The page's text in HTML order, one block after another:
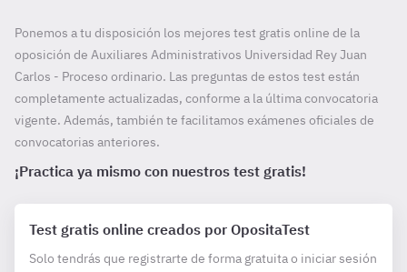
Ponemos a tu disposición los mejores test gratis online de la
oposición de Auxiliares Administrativos Universidad Rey Juan
Carlos - Proceso ordinario. Las preguntas de estos test están
completamente actualizadas, conforme a la última convocatoria
vigente. Además, también te facilitamos exámenes oficiales de
convocatorias anteriores.
¡Practica ya mismo con nuestros test gratis!
Test gratis online creados por OpositaTest
Solo tendrás que registrarte de forma gratuita o iniciar sesión